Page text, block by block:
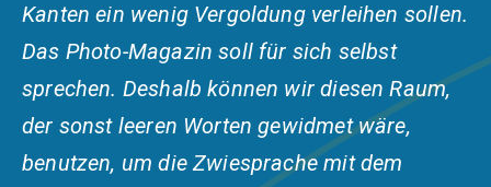
Kanten ein wenig Vergoldung verleihen sollen.
Das Photo-Magazin soll für sich selbst
sprechen. Deshalb können wir diesen Raum,
der sonst leeren Worten gewidmet wäre,
benutzen, um die Zwiesprache mit dem